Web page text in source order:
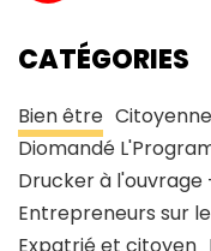
CATÉGORIES
Bien être
Diomandé
Drucker à l'ouvrage
Entrepreneurs sur
Expatrié et citoyen